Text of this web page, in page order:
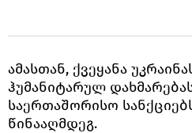
ამასთან, ქვეყანა
ჰუმანიტარულ
საერთაშორისო
წინააღმდეგ.